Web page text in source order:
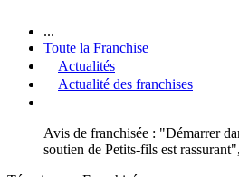
...
Toute la Franchise
Actualités
Actualité des franchises
Avis de franchisée : "Démarrer
soutien de Petits-fils est